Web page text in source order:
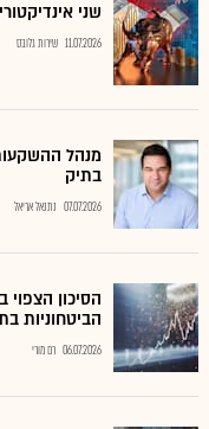
שני
11.07.2026 שירות גלובס
מנהל
בתיק
07.07.2026 נתנאל אריאל
הסיכון
הביטחוניות
06.07.2026 רם מורי